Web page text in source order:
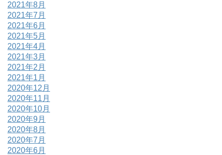
2021年8月
2021年7月
2021年6月
2021年5月
2021年4月
2021年3月
2021年2月
2021年1月
2020年12月
2020年11月
2020年10月
2020年9月
2020年8月
2020年7月
2020年6月